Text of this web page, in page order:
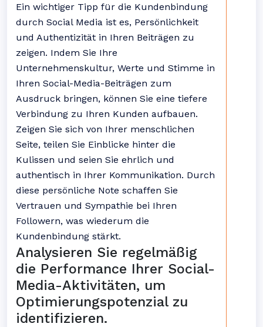
Ein wichtiger Tipp für die Kundenbindung
durch Social Media ist es, Persönlichkeit
und Authentizität in Ihren Beiträgen zu
zeigen. Indem Sie Ihre
Unternehmenskultur, Werte und Stimme in
Ihren Social-Media-Beiträgen zum
Ausdruck bringen, können Sie eine tiefere
Verbindung zu Ihren Kunden aufbauen.
Zeigen Sie sich von Ihrer menschlichen
Seite, teilen Sie Einblicke hinter die
Kulissen und seien Sie ehrlich und
authentisch in Ihrer Kommunikation. Durch
diese persönliche Note schaffen Sie
Vertrauen und Sympathie bei Ihren
Followern, was wiederum die
Kundenbindung stärkt.
Analysieren Sie regelmäßig
die Performance Ihrer Social-
Media-Aktivitäten, um
Optimierungspotenzial zu
identifizieren.